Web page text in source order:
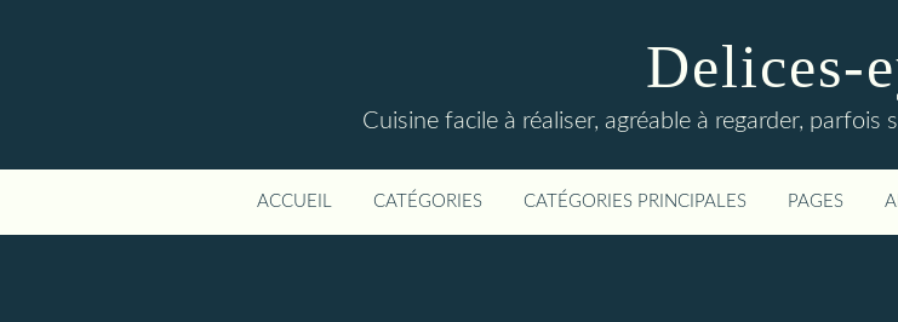
Delices-
Cuisine facile à réaliser, agréable à regarder,
ACCUEIL CATÉGORIES CATÉGORIES PRINCIPALES PAGES